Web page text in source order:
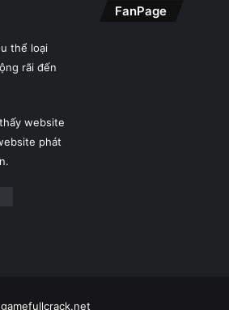
thể loại
rãi đến
website
phát
FanPage
gamefullcrack.net